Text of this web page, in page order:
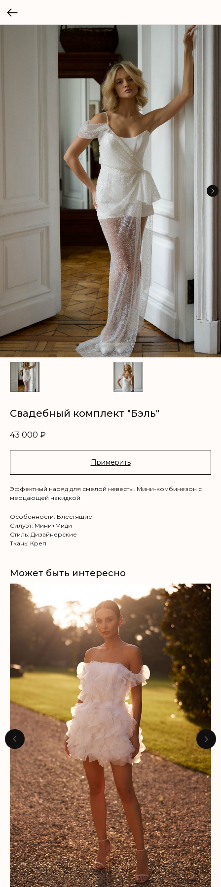
Свадебный комплект "Бэль"
43 000 ₽
Примерить
Эффектный наряд для смелой невесты. Мини-комбинезон с
мерцающей накидкой
Особенности: Блестящие
Силуэт: Мини+Миди
Стиль: Дизайнерские
Ткань: Креп
Может быть интересно